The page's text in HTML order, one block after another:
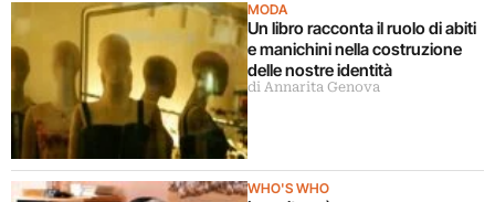
MODA
Un libro racconta il ruolo di abiti
e manichini nella costruzione
delle nostre identità
di Annarita Genova
WHO'S WHO